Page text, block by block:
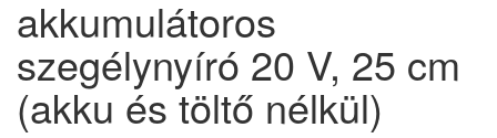
akkumulátoros
szegélynyíró 20 V, 25 cm
(akku és töltő nélkül)